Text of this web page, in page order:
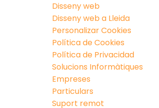
Disseny web
Disseny web a Lleida
Personalizar Cookies
Política de Cookies
Política de Privacidad
Solucions Informàtiques
Empreses
Particulars
Suport remot